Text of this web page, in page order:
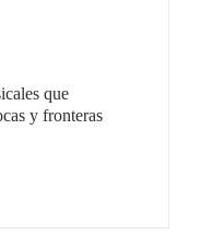
que
y fronteras